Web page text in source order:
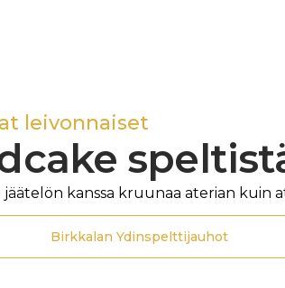
leivonnaiset
kanssa kruunaa aterian kuin
Birkkalan Ydinspelttijauhot